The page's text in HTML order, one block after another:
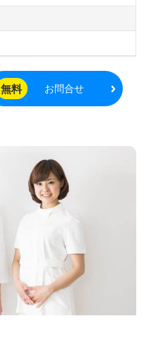
無料 お問合せ